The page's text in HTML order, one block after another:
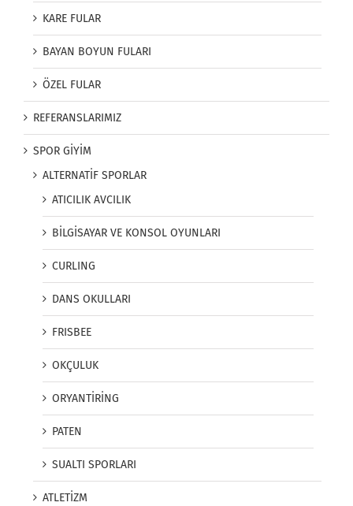
KARE FULAR
BAYAN BOYUN FULARI
ÖZEL FULAR
REFERANSLARIMIZ
SPOR GİYİM
ALTERNATİF SPORLAR
ATICILIK AVCILIK
BİLGİSAYAR VE KONSOL OYUNLARI
CURLING
DANS OKULLARI
FRISBEE
OKÇULUK
ORYANTİRİNG
PATEN
SUALTI SPORLARI
ATLETİZM